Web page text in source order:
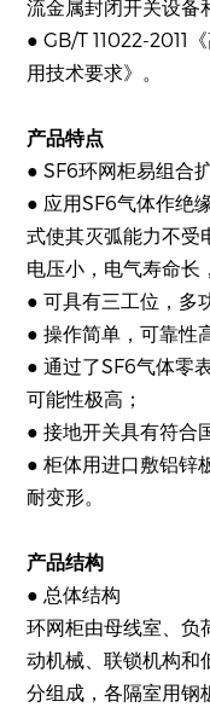
流金属封闭开关设备
● GB/T 11022-2011
用技术要求》。
产品特点
● SF6环网柜易组合
● 应用SF6气体作绝
式使其灭弧能力不受
电压小，电气寿命长
● 可具有三工位，多
● 操作简单，可靠性
● 通过了SF6气体零
可能性极高；
● 接地开关具有符合
● 柜体用进口敷铝锌
耐变形。
产品结构
● 总体结构
环网柜由母线室、负
动机械、联锁机构和
分组成，各隔室用钢